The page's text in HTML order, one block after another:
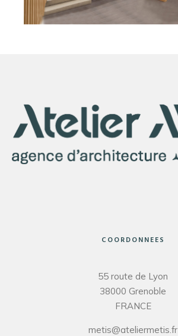
COORDONNEES
55 route de Lyon
38000 Grenoble
FRANCE
metis@ateliermetis.fr